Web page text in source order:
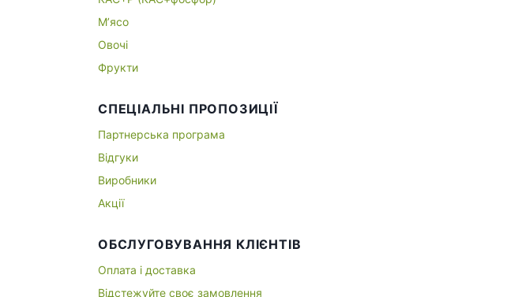
М’ясо
Овочі
Фрукти
СПЕЦІАЛЬНІ ПРОПОЗИЦІЇ
Партнерська програма
Відгуки
Виробники
Акції
ОБСЛУГОВУВАННЯ КЛІЄНТІВ
Оплата і доставка
Відстежуйте своє замовлення